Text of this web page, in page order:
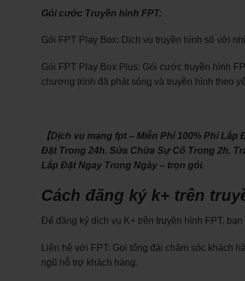
Gói cước Truyền hình FPT:
Gói FPT Play Box: Dịch vụ truyền hình số với
Gói FPT Play Box Plus: Gói cước truyền hình
chương trình đã phát sóng và truyền hình theo
【Dịch vụ mạng fpt – Miễn Phí 100% Phí
Đặt Trong 24h. Sửa Chữa Sự Cố Trong 2h.
Lắp Đặt Ngay Trong Ngày – trọn gói.
Cách đăng ký k+ trên
Để đăng ký dịch vụ K+ trên truyền hình FPT,
Liên hệ với FPT: Gọi tổng đài chăm sóc khách
ngũ hỗ trợ khách hàng.